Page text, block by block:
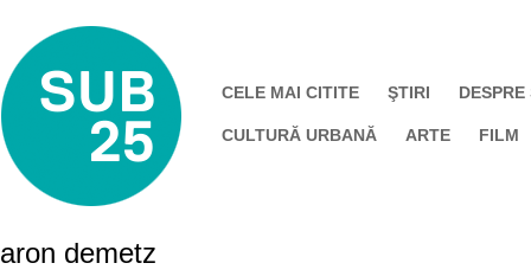
CELE MAI CITITE ŞTIRI DESPRE
CULTURĂ URBANĂ ARTE FILM
aron demetz